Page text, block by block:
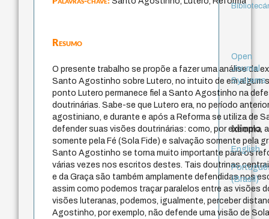
Resumo
O presente trabalho se propõe a fazer uma análise da
Santo Agostinho sobre Lutero, no intuito de em algum
ponto Lutero permanece fiel a Santo Agostinho na
doutrinárias. Sabe-se que Lutero era, no período
agostiniano, e durante e após a Reforma se utiliza de
defender suas visões doutrinárias: como, por exemplo,
somente pela Fé (Sola Fide) e salvação somente pela
Santo Agostinho se torna muito importante para os
várias vezes nos escritos destes. Tais doutrinas
e da Graça são também amplamente defendidas nos
assim como podemos traçar paralelos entre as visões
visões luteranas, podemos, igualmente, perceber
Agostinho, por exemplo, não defende uma visão de
Open
Journal
Systems
Idioma
English
(Brasil)